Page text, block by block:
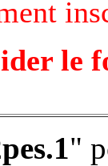
le
"